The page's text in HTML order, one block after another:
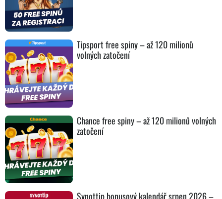
Tipsport free spiny – až 120 milionů
volných zatočení
Chance free spiny – až 120 milionů volných
zatočení
Synottip bonusový kalendář srpen 2026 –